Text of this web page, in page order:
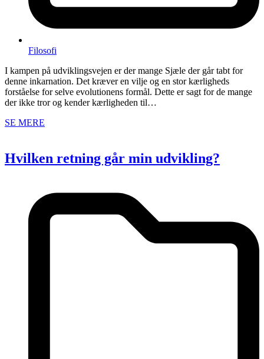
Filosofi
I kampen på udviklingsvejen er der mange Sjæle der går tabt for
denne inkarnation. Det kræver en vilje og en stor kærligheds
forståelse for selve evolutionens formål. Dette er sagt for de mange
der ikke tror og kender kærligheden til…
SE MERE
Hvilken retning går min udvikling?